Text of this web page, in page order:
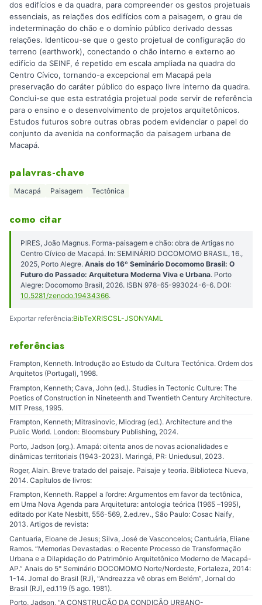
dos edifícios e da quadra, para compreender os gestos projetuais
essenciais, as relações dos edifícios com a paisagem, o grau de
indeterminação do chão e o domínio público derivado dessas
relações. Identicou-se que o gesto projetual de configuração do
terreno (earthwork), conectando o chão interno e externo ao
edifício da SEINF, é repetido em escala ampliada na quadra do
Centro Cívico, tornando-a excepcional em Macapá pela
preservação do caráter público do espaço livre interno da quadra.
Conclui-se que esta estratégia projetual pode servir de referência
para o ensino e o desenvolvimento de projetos arquitetônicos.
Estudos futuros sobre outras obras podem evidenciar o papel do
conjunto da avenida na conformação da paisagem urbana de
Macapá.
palavras-chave
Macapá Paisagem Tectônica
como citar
PIRES, João Magnus. Forma-paisagem e chão: obra de Artigas no
Centro Cívico de Macapá. In: SEMINÁRIO DOCOMOMO BRASIL, 16.,
2025, Porto Alegre. Anais do 16º Seminário Docomomo Brasil: O
Futuro do Passado: Arquitetura Moderna Viva e Urbana. Porto
Alegre: Docomomo Brasil, 2026. ISBN 978-65-993024-6-6. DOI:
10.5281/zenodo.19434366.
Exportar referência:BibTeXRISCSL-JSONYAML
referências
Frampton, Kenneth. Introdução ao Estudo da Cultura Tectónica. Ordem dos
Arquitetos (Portugal), 1998.
Frampton, Kenneth; Cava, John (ed.). Studies in Tectonic Culture: The
Poetics of Construction in Nineteenth and Twentieth Century Architecture.
MIT Press, 1995.
Frampton, Kenneth; Mitrasinovic, Miodrag (ed.). Architecture and the
Public World. London: Bloomsbury Publishing, 2024.
Porto, Jadson (org.). Amapá: oitenta anos de novas acionalidades e
dinâmicas territoriais (1943-2023). Maringá, PR: Uniedusul, 2023.
Roger, Alain. Breve tratado del paisaje. Paisaje y teoria. Biblioteca Nueva,
2014. Capítulos de livros:
Frampton, Kenneth. Rappel a l’ordre: Argumentos em favor da tectônica,
em Uma Nova Agenda para Arquitetura: antologia teórica (1965 –1995),
editado por Kate Nesbitt, 556-569, 2.ed.rev., São Paulo: Cosac Naify,
2013. Artigos de revista:
Cantuaria, Eloane de Jesus; Silva, José de Vasconcelos; Cantuária, Eliane
Ramos. “Memorias Devastadas: o Recente Processo de Transformação
Urbana e a Dilapidação do Patrimônio Arquitetônico Moderno de Macapá-
AP.” Anais do 5° Seminário DOCOMOMO Norte/Nordeste, Fortaleza, 2014:
1-14. Jornal do Brasil (RJ), “Andreazza vê obras em Belém”, Jornal do
Brasil (RJ), ed.119 (5 ago. 1981).
Porto, Jadson, “A CONSTRUÇÃO DA CONDIÇÃO URBANO-